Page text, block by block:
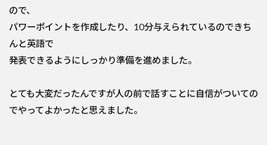
ので、
パワーポイントを作成したり、10分与えられているのできち
んと英語で
発表できるようにしっかり準備を進めました。
とても大変だったんですが人の前で話すことに自信がついての
でやってよかったと思えました。